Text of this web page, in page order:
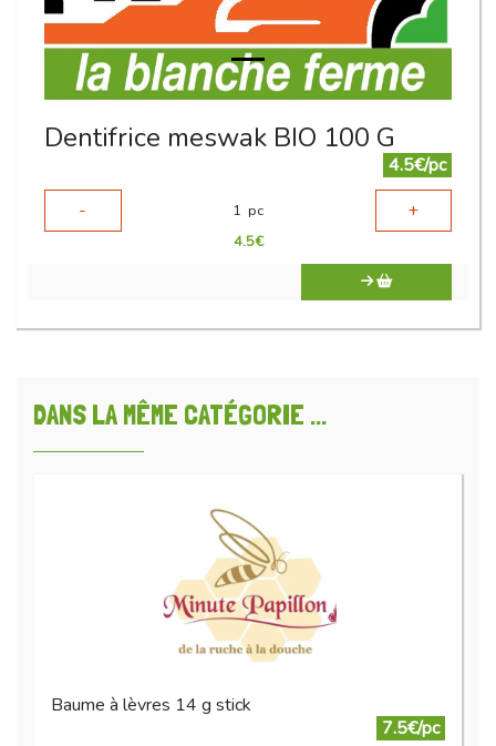
Dentifrice meswak BIO 100 G
4.5€/pc
-
1 pc +
4.5€
DANS LA MÊME CATÉGORIE ...
Baume à lèvres 14 g stick
7.5€/pc